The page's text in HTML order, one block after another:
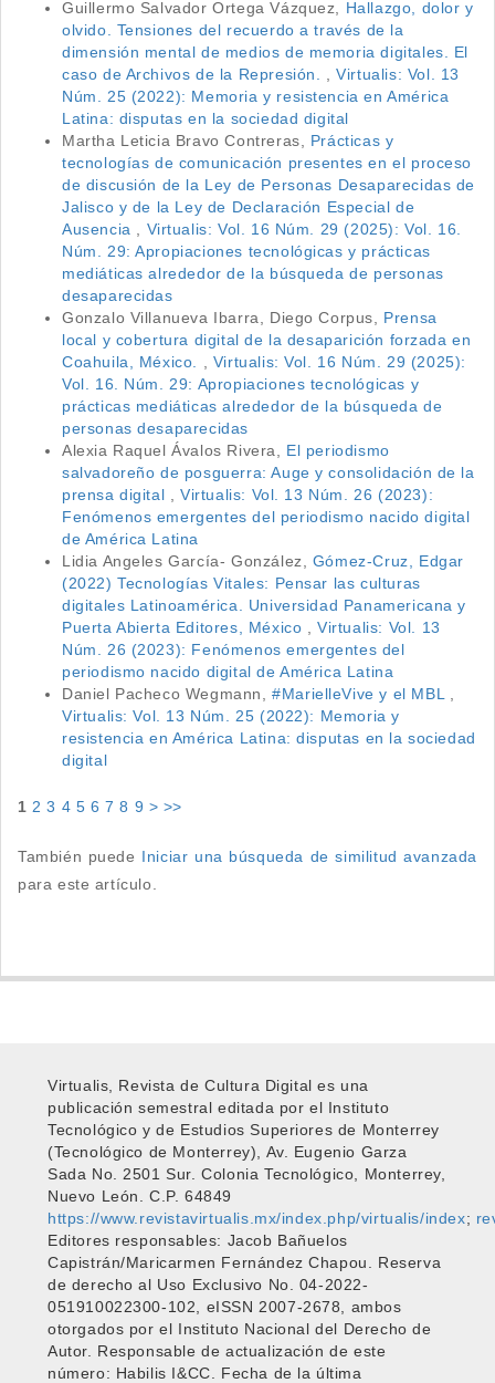
Guillermo Salvador Ortega Vázquez, Hallazgo, dolor y
olvido. Tensiones del recuerdo a través de la
dimensión mental de medios de memoria digitales. El
caso de Archivos de la Represión.
,Virtualis: Vol. 13
Núm. 25 (2022): Memoria y resistencia en América
Latina: disputas en la sociedad digital
Martha Leticia Bravo Contreras, Prácticas y
tecnologías de comunicación presentes en el proceso
de discusión de la Ley de Personas Desaparecidas de
Jalisco y de la Ley de Declaración Especial de
Ausencia
Virtualis: Vol. 16 Núm. 29 (2025): Vol. 16.
Núm. 29: Apropiaciones tecnológicas y prácticas
mediáticas alrededor de la búsqueda de personas
desaparecidas
Gonzalo Villanueva Ibarra, Diego Corpus, Prensa
local y cobertura digital de la desaparición forzada en
Coahuila, México.
Virtualis: Vol. 16 Núm. 29 (2025):
Vol. 16. Núm. 29: Apropiaciones tecnológicas y
prácticas mediáticas alrededor de la búsqueda de
personas desaparecidas
Alexia Raquel Ávalos Rivera, El periodismo
salvadoreño de posguerra: Auge y consolidación de la
prensa digital
,Virtualis: Vol. 13 Núm. 26 (2023):
Fenómenos emergentes del periodismo nacido digital
de América Latina
Lidia Angeles García- González, Gómez-Cruz, Edgar
(2022) Tecnologías Vitales: Pensar las culturas
digitales Latinoamérica. Universidad Panamericana y
Puerta Abierta Editores, México
,Virtualis: Vol. 13
Núm. 26 (2023): Fenómenos emergentes del
periodismo nacido digital de América Latina
Daniel Pacheco Wegmann,#MarielleVive y el MBL
Virtualis: Vol. 13 Núm. 25 (2022): Memoria y
resistencia en América Latina: disputas en la sociedad
digital
1 2 3 4 5 6 7 8 9 > >>
También puede Iniciar una búsqueda de similitud avanzada
para este artículo.
Virtualis, Revista de Cultura Digital es una
publicación semestral editada por el Instituto
Tecnológico y de Estudios Superiores de Monterrey
(Tecnológico de Monterrey), Av. Eugenio Garza
Sada No. 2501 Sur. Colonia Tecnológico, Monterrey,
Nuevo León. C.P. 64849
https://www.revistavirtualis.mx/index.php/virtualis/index;
Editores responsables: Jacob Bañuelos
Capistrán/Maricarmen Fernández Chapou. Reserva
de derecho al Uso Exclusivo No. 04-2022-
051910022300-102, eISSN 2007-2678, ambos
otorgados por el Instituto Nacional del Derecho de
Autor. Responsable de actualización de este
número: Habilis I&CC. Fecha de la última